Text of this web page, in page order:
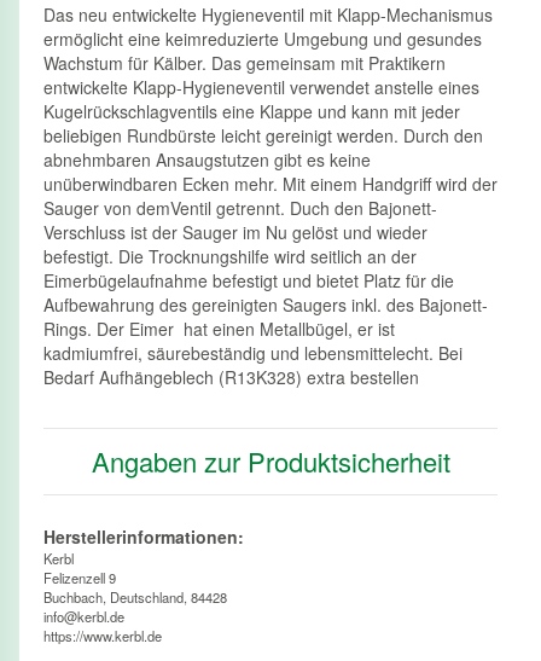
Das neu entwickelte Hygieneventil mit Klapp-Mechanismus
ermöglicht eine keimreduzierte Umgebung und gesundes
Wachstum für Kälber. Das gemeinsam mit Praktikern
entwickelte Klapp-Hygieneventil verwendet anstelle eines
Kugelrückschlagventils eine Klappe und kann mit jeder
beliebigen Rundbürste leicht gereinigt werden. Durch den
abnehmbaren Ansaugstutzen gibt es keine
unüberwindbaren Ecken mehr. Mit einem Handgriff wird der
Sauger von demVentil getrennt. Duch den Bajonett-
Verschluss ist der Sauger im Nu gelöst und wieder
befestigt. Die Trocknungshilfe wird seitlich an der
Eimerbügelaufnahme befestigt und bietet Platz für die
Aufbewahrung des gereinigten Saugers inkl. des Bajonett-
Rings. Der Eimer hat einen Metallbügel, er ist
kadmiumfrei, säurebeständig und lebensmittelecht. Bei
Bedarf Aufhängeblech (R13K328) extra bestellen
Angaben zur Produktsicherheit
Herstellerinformationen:
Kerbl
Felizenzell 9
Buchbach, Deutschland, 84428
info@kerbl.de
https://www.kerbl.de